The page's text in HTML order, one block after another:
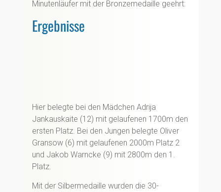
Minutenläufer mit der Bronzemedaille geehrt:
Ergebnisse
Hier belegte bei den Mädchen Adrija
Jankauskaite (12) mit gelaufenen 1700m den
ersten Platz. Bei den Jungen belegte Oliver
Gransow (6) mit gelaufenen 2000m Platz 2
und Jakob Warncke (9) mit 2800m den 1.
Platz.
Mit der Silbermedaille wurden die 30-